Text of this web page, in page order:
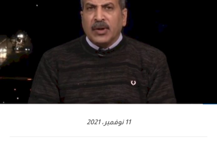
11 نوفمبر، 2021